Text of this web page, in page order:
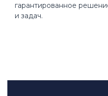
гарантированное
и задач.